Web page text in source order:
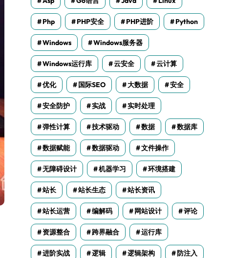
Php PHP安全 PHP进阶 Python
Windows Windows服务器
Windows运行库 云安全 云计算
优化 国际SEO 大数据 安全
安全防护 实战 实时处理
弹性计算 技术驱动 数据 数据库
数据赋能 数据驱动 文件操作
无障碍设计 机器学习 环境搭建
站长 站长生态 站长资讯
站长运营 编解码 网站设计 评论
资源整合 跨界融合 运行库
进阶实战 逻辑 逻辑架构 防注入